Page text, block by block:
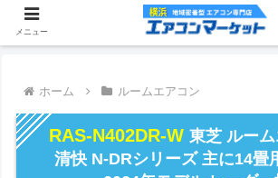
ホーム ルームエアコン
RAS-N402DR-W 東芝 ルー
清快 N-DRシリーズ 主に14畳
メニュー